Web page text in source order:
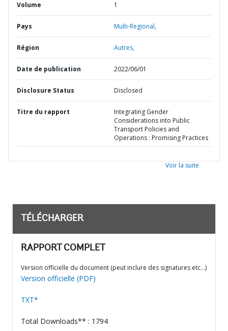
Volume 1
Pays Multi-Regional,
Région Autres,
Date de publication 2022/06/01
Disclosure Status Disclosed
Titre du rapport
Integrating Gender
Considerations into Public
Transport Policies and
Operations : Promising Practices
Voir la suite
TÉLÉCHARGER
RAPPORT COMPLET
Version officielle du document (peut inclure des signatures etc…)
Version officielle (PDF)
TXT*
Total Downloads** : 1794